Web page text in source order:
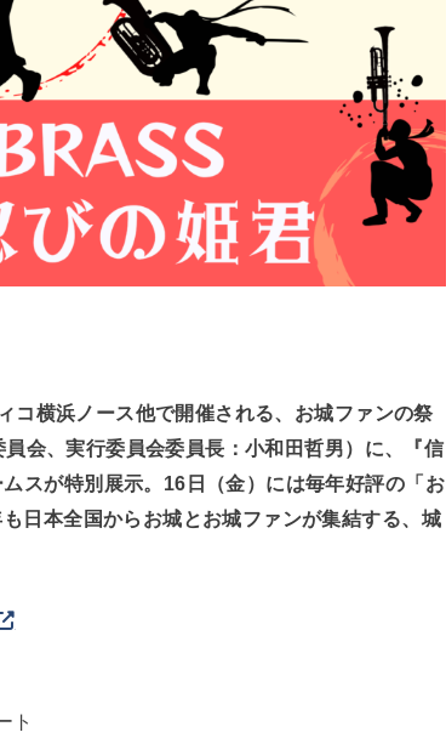
コ横浜ノース他で開催される、お城ファンの祭
会、実行委員会委員長：小和田哲男）に、『信
スが特別展示。16日（金）には毎年好評の「お
日本全国からお城とお城ファンが集結する、城
ト